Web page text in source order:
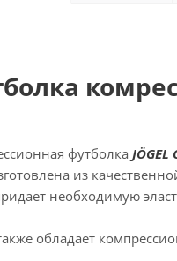
футболка JÖGEL
из
необходимую
обладает